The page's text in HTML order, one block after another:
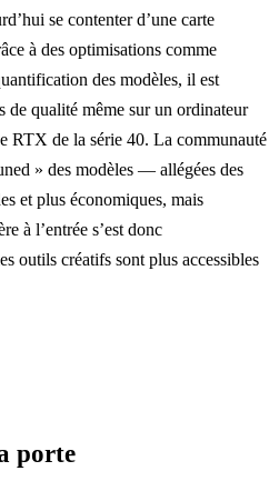
se contenter d’une carte
à des optimisations comme
des modèles, il est
de qualité même sur un ordinateur
RTX de la série 40. La communauté
» des modèles — allégées des
et plus économiques, mais
à l’entrée s’est donc
outils créatifs sont plus accessibles
porte